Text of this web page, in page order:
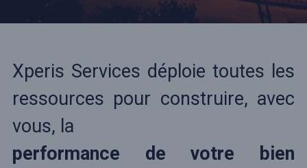
Xperis Services déploie toutes les
ressources pour construire, avec
vous, la
performance de votre bien